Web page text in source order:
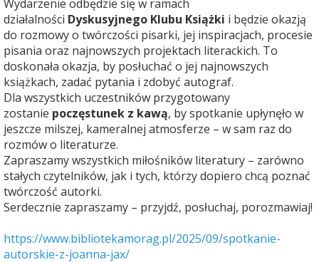
Wydarzenie odbędzie się w ramach
działalności Dyskusyjnego Klubu Książki i będzie okazją
do rozmowy o twórczości pisarki, jej inspiracjach, procesie
pisania oraz najnowszych projektach literackich. To
doskonała okazja, by posłuchać o jej najnowszych
książkach, zadać pytania i zdobyć autograf.
Dla wszystkich uczestników przygotowany
zostanie poczęstunek z kawą, by spotkanie upłynęło w
jeszcze milszej, kameralnej atmosferze – w sam raz do
rozmów o literaturze.
Zapraszamy wszystkich miłośników literatury – zarówno
stałych czytelników, jak i tych, którzy dopiero chcą poznać
twórczość autorki.
Serdecznie zapraszamy – przyjdź, posłuchaj, porozmawiaj!
https://www.bibliotekamorag.pl/2025/09/spotkanie-
autorskie-z-joanna-jax/